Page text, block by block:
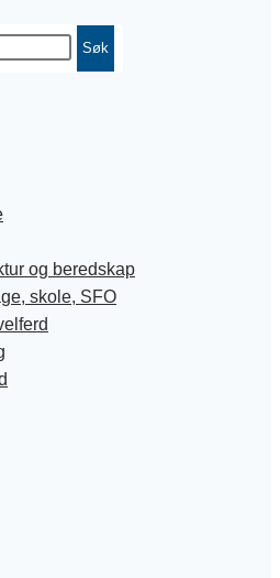
Søk
og beredskap
skole, SFO